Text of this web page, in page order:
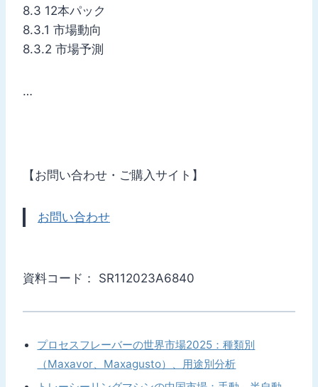
8.3 12本パック
8.3.1 市場動向
8.3.2 市場予測
…
【お問い合わせ・ご購入サイト】
お問い合わせ
資料コード： SR112023A6840
プロセスフレーバーの世界市場2025：種類別
（Maxavor、Maxagusto）、用途別分析